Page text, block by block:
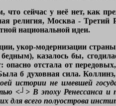
что сейчас у неё нет, как
религия, Москва -
национальной идеи.
укор-модернизации
казалось бы,
опасно отстала от
б духовная сила.
истории не имевшей
<┘> В эпоху Ренессанса и
для всего полуострова